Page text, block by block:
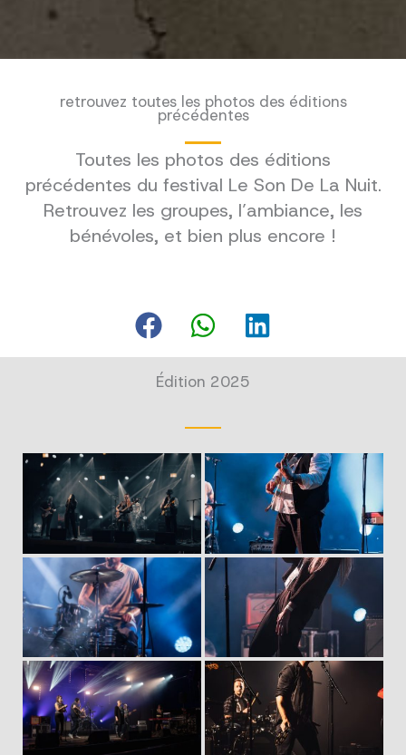
retrouvez toutes les photos des éditions
précédentes
Toutes les photos des éditions
précédentes du festival Le Son De La Nuit.
Retrouvez les groupes, l’ambiance, les
bénévoles, et bien plus encore !
Édition 2025